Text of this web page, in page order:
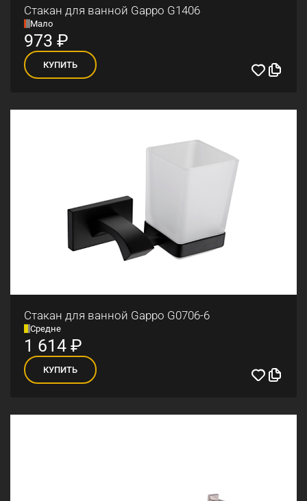
Стакан для ванной Gappo G1406
Мало
973 ₽
КУПИТЬ
Стакан для ванной Gappo G0706-6
Средне
1 614₽
КУПИТЬ